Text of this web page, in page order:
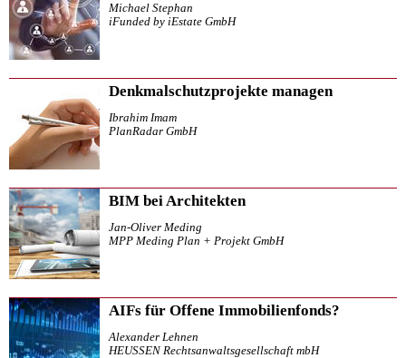
Michael Stephan
iFunded by iEstate GmbH
Denkmalschutzprojekte managen
Ibrahim Imam
PlanRadar GmbH
BIM bei Architekten
Jan-Oliver Meding
MPP Meding Plan + Projekt GmbH
AIFs für Offene Immobilienfonds?
Alexander Lehnen
HEUSSEN Rechtsanwaltsgesellschaft mbH